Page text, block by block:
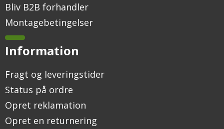
Bliv B2B forhandler
Montagebetingelser
Information
Fragt og leveringstider
Status på ordre
Opret reklamation
Opret en returnering